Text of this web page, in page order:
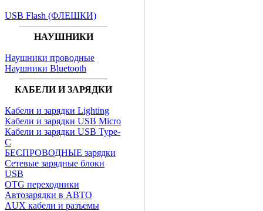
USB Flash (ФЛЕШКИ)
НАУШНИКИ
Наушники проводные
Наушники Bluetooth
КАБЕЛИ И ЗАРЯДКИ
Кабели и зарядки Lighting
Кабели и зарядки USB Micro
Кабели и зарядки USB Type-
C
БЕСПРОВОДНЫЕ зарядки
Сетевые зарядные блоки
USB
OTG переходники
Автозарядки в АВТО
AUX кабели и разъемы